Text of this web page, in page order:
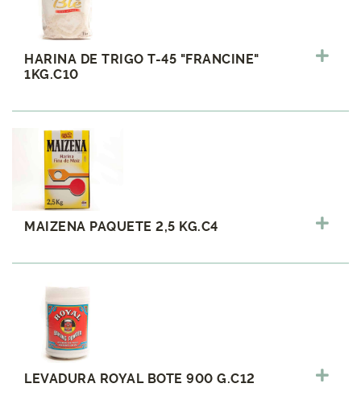
HARINA DE TRIGO T-45 "FRANCINE"
1KG.C10
MAIZENA PAQUETE 2,5 KG.C4
LEVADURA ROYAL BOTE 900 G.C12